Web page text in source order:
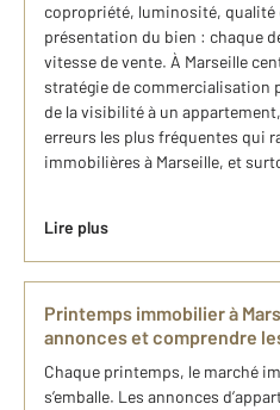
copropriété, luminosité, qualité
présentation du bien : chaque
vitesse de vente. À Marseille
stratégie de commercialisation
de la visibilité à un
erreurs les plus fréquentes qui
immobilières à Marseille, et
Lire plus
Printemps immobilier à
annonces et comprendre
Chaque printemps, le marché
s’emballe. Les annonces